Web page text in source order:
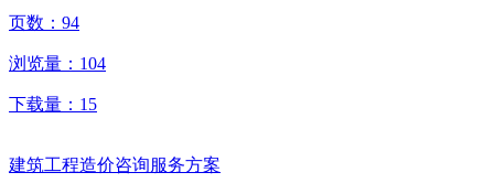
页数： 94
浏览量： 104
下载量： 15
建筑工程造价咨询服务方案